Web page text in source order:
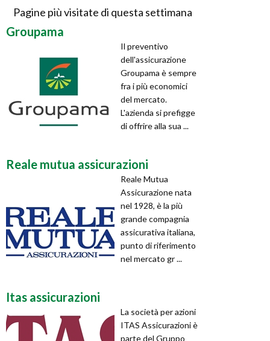
Pagine più visitate di questa settimana
Groupama
Il preventivo
dell'assicurazione
Groupama è sempre
fra i più economici
del mercato.
L'azienda si prefigge
di offrire alla sua ...
Reale mutua assicurazioni
Reale Mutua
Assicurazione nata
nel 1928, è la più
grande compagnia
assicurativa italiana,
punto di riferimento
nel mercato gr ...
Itas assicurazioni
La società per azioni
ITAS Assicurazioni è
parte del Gruppo